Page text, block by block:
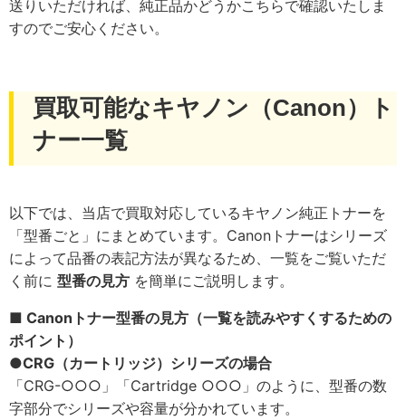
送りいただければ、純正品かどうかこちらで確認いたしま
すのでご安心ください。
買取可能なキヤノン（Canon）ト
ナー一覧
以下では、当店で買取対応しているキヤノン純正トナーを
「型番ごと」にまとめています。Canonトナーはシリーズ
によって品番の表記方法が異なるため、一覧をご覧いただ
く前に 型番の見方 を簡単にご説明します。
■ Canonトナー型番の見方（一覧を読みやすくするための
ポイント）
●CRG（カートリッジ）シリーズの場合
「CRG-○○○」「Cartridge ○○○」のように、型番の数
字部分でシリーズや容量が分かれています。